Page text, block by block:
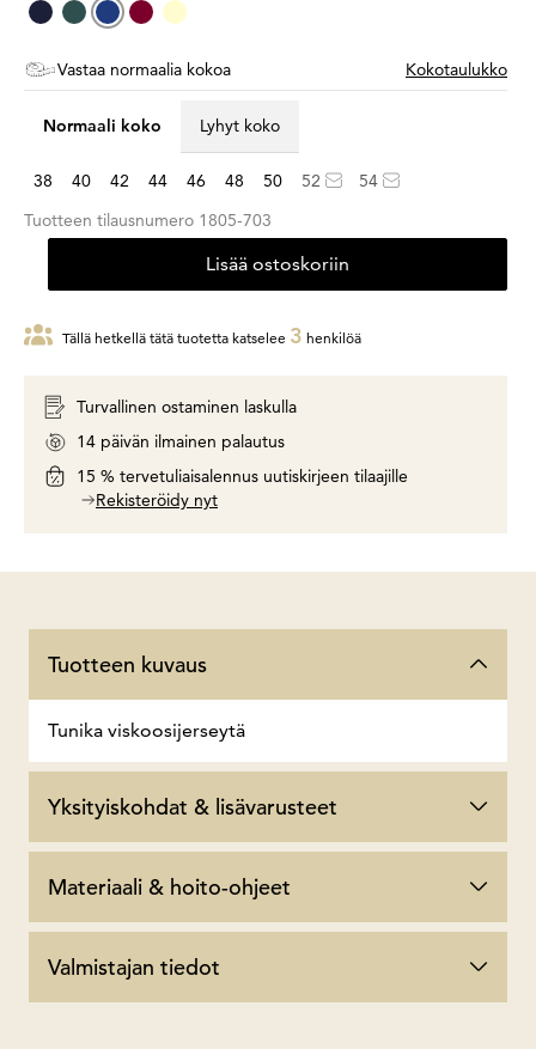
Vastaa normaalia kokoa Kokotaulukko
Normaali koko Lyhyt koko
38 40 42 44 46 48 50 52
54
Tuotteen tilausnumero 1805-703
Lisää ostoskoriin
Tällä hetkellä tätä tuotetta katselee 3 henkilöä
Turvallinen ostaminen laskulla
14 päivän ilmainen palautus
15 % tervetuliaisalennus uutiskirjeen tilaajille
Rekisteröidy nyt
Tuotteen kuvaus
Tunika viskoosijerseytä
Yksityiskohdat & lisävarusteet
Materiaali & hoito-ohjeet
Valmistajan tiedot